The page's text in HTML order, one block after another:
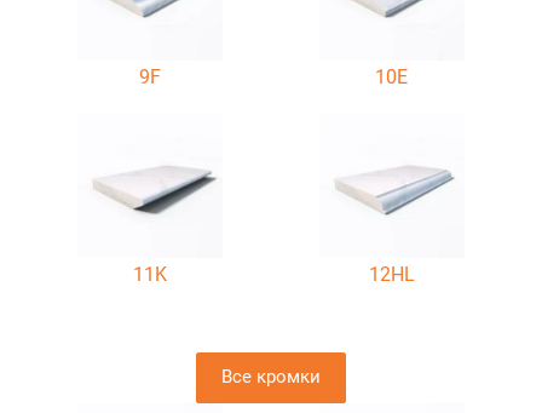
9F 10E
11K 12HL
Все кромки